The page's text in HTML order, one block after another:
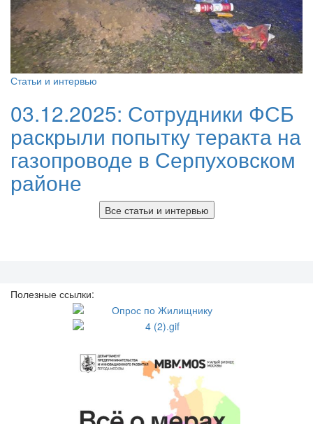
Статьи и интервью
03.12.2025: Сотрудники ФСБ
раскрыли попытку теракта на
газопроводе в Серпуховском
районе
Все статьи и интервью
Полезные ссылки: